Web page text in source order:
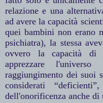
relazione e una
ad avere la capacità
quei bambini non erano
psichiatra), la stessa
ovvero la capacità di
apprezzare
raggiungimento dei suoi
considerati
dell'onorificenza anche di